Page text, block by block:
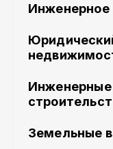
Инженерное
Инженерные
Земельные